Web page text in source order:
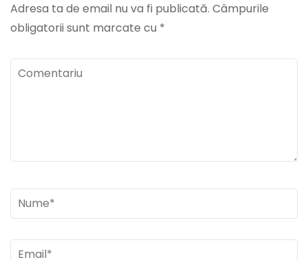
Adresa ta de email nu va fi publicată. Câmpurile
obligatorii sunt marcate cu *
Comentariu
Nume*
Email*